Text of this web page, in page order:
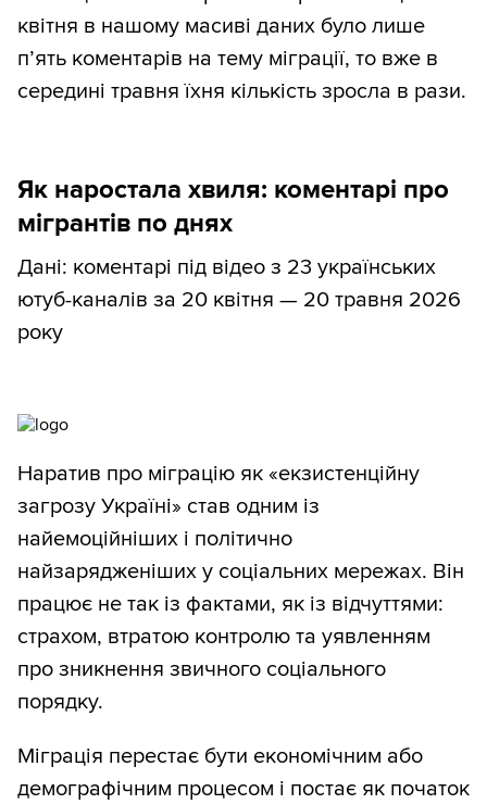
квітня в нашому масиві даних було лише
п’ять коментарів на тему міграції, то вже в
середині травня їхня кількість зросла в рази.
Як наростала хвиля: коментарі про
мігрантів по днях
Дані: коментарі під відео з 23 українських
ютуб-каналів за 20 квітня — 20 травня 2026
року
Наратив про міграцію як «екзистенційну
загрозу Україні» став одним із
найемоційніших і політично
найзарядженіших у соціальних мережах. Він
працює не так із фактами, як із відчуттями:
страхом, втратою контролю та уявленням
про зникнення звичного соціального
порядку.
Міграція перестає бути економічним або
демографічним процесом і постає як початок